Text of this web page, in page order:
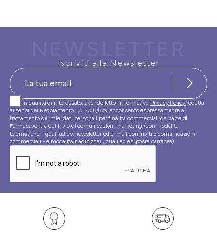
Iscriviti alla Newsletter
In qualità di interessato, avendo letto l’informativa Privacy Policy redatta
ai sensi del Regolamento EU 2016/679, acconsento espressamente al
trattamento dei miei dati personali per finalità commerciali da parte di
Farmasave, tra cui invio di comunicazioni marketing (con modalità
telematiche - quali ad es. newsletter ed e-mail con inviti e comunicazioni
commerciali - e modalità tradizionali, quali ad es. posta cartacea)